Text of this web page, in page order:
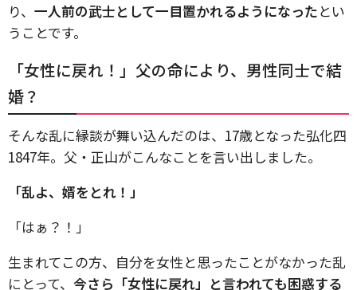
り、 一人前の武士として一目置かれるようになったとい
うことです。
「女性に戻れ！」父の命により、男性同士で結
婚？
そんな乱に縁談が舞い込んだのは、17歳となった弘化四
1847年。父・正山がこんなことを言い出しました。
「乱よ、婿をとれ！」
「はぁ？！」
生まれてこの方、自分を女性と思ったことがなかった乱
にとって、 今さら「女性に戻れ」と言われても困惑する